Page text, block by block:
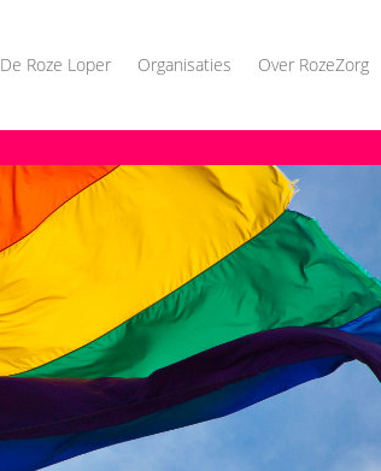
De Roze Loper Organisaties Over RozeZorg